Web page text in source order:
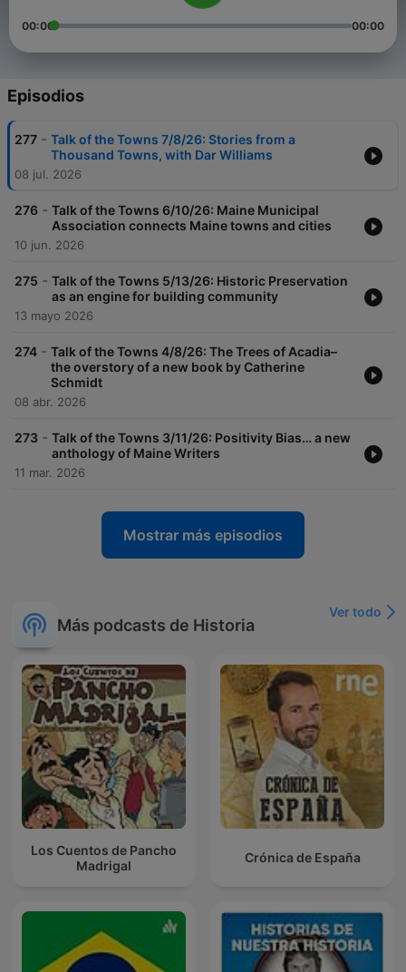
00:00 00:00
Episodios
277 - Talk of the Towns 7/8/26: Stories from a
Thousand Towns, with Dar Williams
08 jul. 2026
276 - Talk of the Towns 6/10/26: Maine Municipal
Association connects Maine towns and cities
10 jun. 2026
275 - Talk of the Towns 5/13/26: Historic Preservation
as an engine for building community
13 mayo 2026
274 - Talk of the Towns 4/8/26: The Trees of Acadia–
the overstory of a new book by Catherine
Schmidt
08 abr. 2026
273 - Talk of the Towns 3/11/26: Positivity Bias… a new
anthology of Maine Writers
11 mar. 2026
Mostrar más episodios
Más podcasts de Historia
Ver todo
Los Cuentos de Pancho
Madrigal
Crónica de España